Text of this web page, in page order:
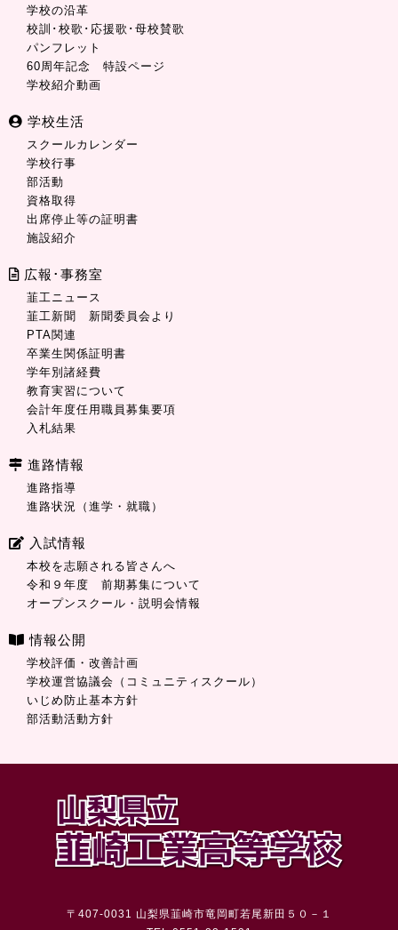
学校の沿革
校訓･校歌･応援歌･母校賛歌
パンフレット
60周年記念 特設ページ
学校紹介動画
学校生活
スクールカレンダー
学校行事
部活動
資格取得
出席停止等の証明書
施設紹介
広報･事務室
韮工ニュース
韮工新聞 新聞委員会より
PTA関連
卒業生関係証明書
学年別諸経費
教育実習について
会計年度任用職員募集要項
入札結果
進路情報
進路指導
進路状況（進学・就職）
入試情報
本校を志願される皆さんへ
令和９年度 前期募集について
オープンスクール・説明会情報
情報公開
学校評価・改善計画
学校運営協議会（コミュニティスクール）
いじめ防止基本方針
部活動活動方針
〒407-0031 山梨県韮崎市竜岡町若尾新田５０－１